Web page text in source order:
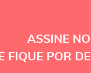
ASSINE
E FIQUE POR